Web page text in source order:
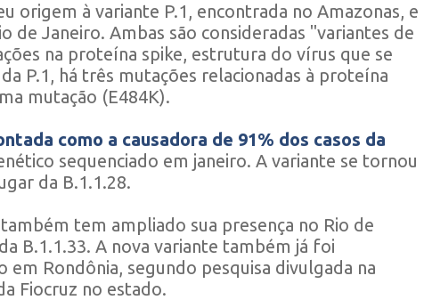
origem à variante P.1, encontrada no Amazonas, e
de Janeiro. Ambas são consideradas "variantes de
na proteína spike, estrutura do vírus que se
P.1, há três mutações relacionadas à proteína
mutação (E484K).
como a causadora de 91% dos casos da
sequenciado em janeiro. A variante se tornou
da B.1.1.28.
tem ampliado sua presença no Rio de
B.1.1.33. A nova variante também já foi
Rondônia, segundo pesquisa divulgada na
Fiocruz no estado.